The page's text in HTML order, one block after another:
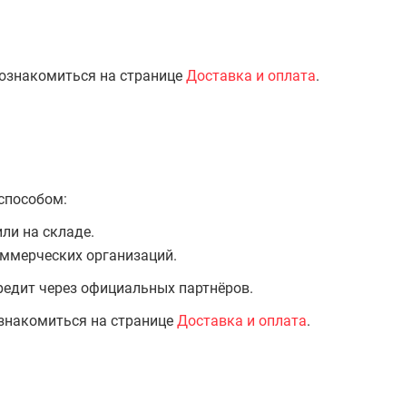
на странице Доставка и оплата.
на складе.
организаций.
через официальных партнёров.
на странице Доставка и оплата.